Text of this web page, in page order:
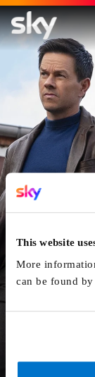
This website
More
can be found
Play